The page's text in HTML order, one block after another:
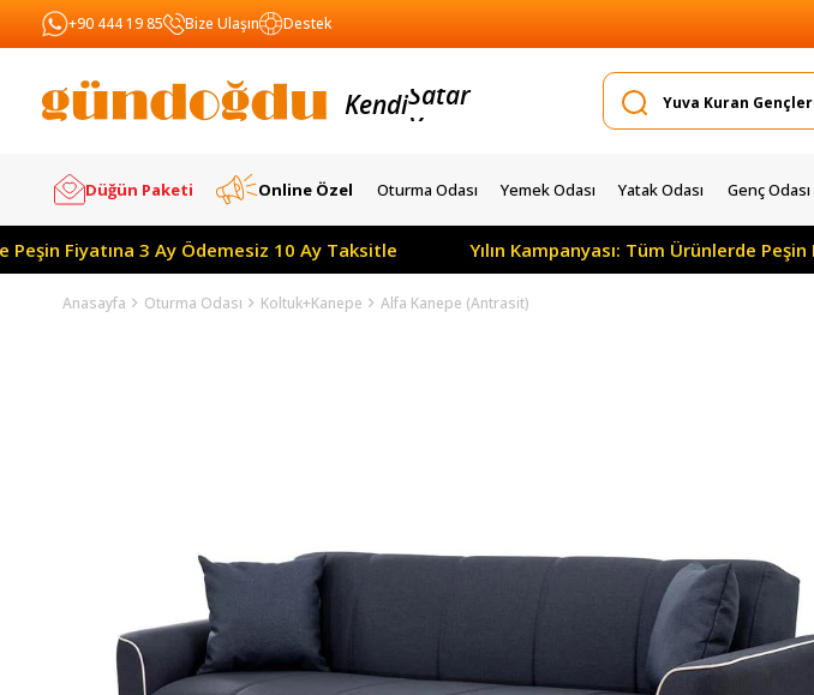
+90 444 19 85 Bize Ulaşın Destek
KendiYapar
Düğün Paketi Online Özel Oturma Odası Yemek Odası Yatak Odası Genç Odası
Peşin Fiyatına 3 Ay Ödemesiz 10 Ay Taksitle Yılın Kampanyası: Tüm Ürünlerde
Anasayfa Oturma Odası Koltuk+Kanepe Alfa Kanepe (Antrasit)